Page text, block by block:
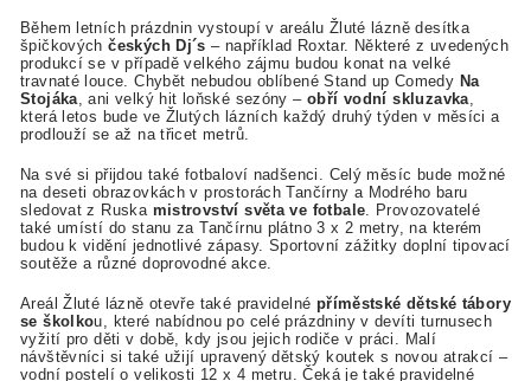
Během letních prázdnin vystoupí v areálu Žluté lázně desítka
špičkovýchčeských Dj´s – například Roxtar. Některé z uvedených
produkcí se v případě velkého zájmu budou konat na velké
travnaté louce. Chybět nebudou oblíbené Stand up Comedy Na
Stojáka , ani velký hit loňské sezóny – obří vodní skluzavka
která letos bude ve Žlutých lázních každý druhý týden v měsíci a
prodlouží se až na třicet metrů.
Na své si přijdou také fotbaloví nadšenci. Celý měsíc bude možné
na deseti obrazovkách v prostorách Tančírny a Modrého baru
sledovat z Ruska mistrovství světa ve fotbale . Provozovatelé
také umístí do stanu za Tančírnu plátno 3 x 2 metry, na kterém
budou k vidění jednotlivé zápasy. Sportovní zážitky doplní tipovací
soutěže a různé doprovodné akce.
Areál Žluté lázně otevře také pravidelné příměstské dětské tábory
se školkou, které nabídnou po celé prázdniny v devíti turnusech
vyžití pro děti v době, kdy jsou jejich rodiče v práci. Malí
návštěvníci si také užijí upravený dětský koutek s novou atrakcí –
vodní postelí o velikosti 12 x 4 metru. Čeká je také pravidelné